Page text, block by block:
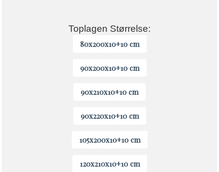
Toplagen Størrelse:
80x200x10+10 cm
90x200x10+10 cm
90x210x10+10 cm
90x220x10+10 cm
105x200x10+10 cm
120x210x10+10 cm